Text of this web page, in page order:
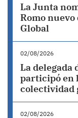
La Junta
Romo
Global
02/08/2026
La delegada
participó en
colectividad
02/08/2026